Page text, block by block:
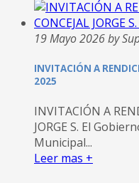
19 Mayo 2026 by
INVITACIÓN A
2025
INVITACIÓN A
JORGE S. El
Municipal...
Leer mas +